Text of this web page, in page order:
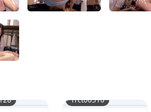
1rct00510